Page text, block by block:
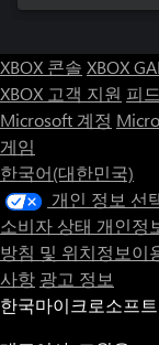
XBOX 콘솔 XBOX
XBOX 고객 지원 피
Microsoft 계정
게임
한국어(대한민국)
개인 정보 선
소비자 상태 개인정
방침 및 위치정보이
사항 광고 정보
한국마이크로소프